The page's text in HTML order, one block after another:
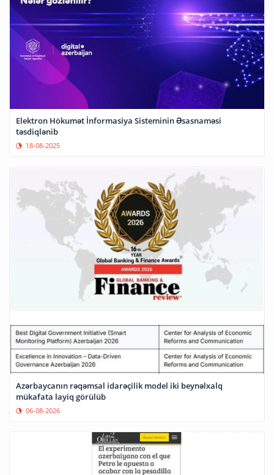
Elektron Hökumət İnformasiya Sisteminin Əsasnaməsi
təsdiqlənib
18-08-2025
Azərbaycanın rəqəmsal idarəçilik model iki beynəlxalq
mükafata layiq görülüb
06-08-2026